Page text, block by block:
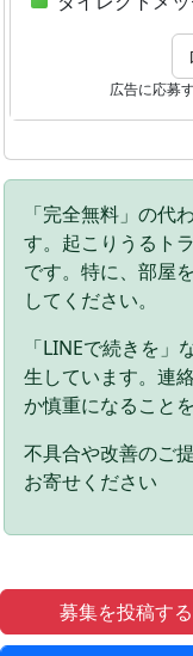
募集を投稿する
広告に応募
「完全無料」の代
す。起こりうるト
です。特に、部屋
してください。
「LINEで続きを
生しています。連
か慎重になること
不具合や改善のご
お寄せください